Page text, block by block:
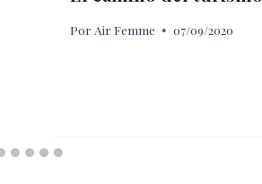
Por Air Femme 07/09/2020